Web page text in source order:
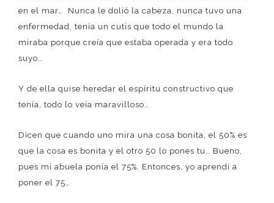
en el mar… Nunca le dolió la cabeza, nunca tuvo una
enfermedad, tenía un cutis que todo el mundo la
miraba porque creía que estaba operada y era todo
suyo…
Y de ella quise heredar el espíritu constructivo que
tenía, todo lo veía maravilloso…
Dicen que cuando uno mira una cosa bonita, el 50% es
que la cosa es bonita y el otro 50 lo pones tu… Bueno,
pues mi abuela ponía el 75%. Entonces, yo aprendí a
poner el 75…